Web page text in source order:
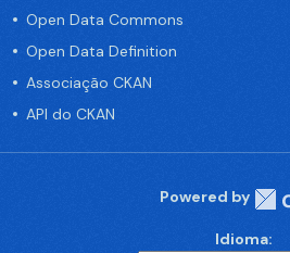
Open Data Commons
Open Data Definition
Associação CKAN
API do CKAN
Powered by
Idioma